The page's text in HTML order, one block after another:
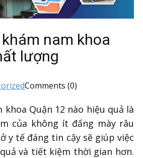
nam khoa
lượng
Comments (0)
khoa Quận 12 nào hiệu quả là
của không ít đấng mày râu
y tế đáng tin cậy sẽ giúp việc
và tiết kiệm thời gian hơn.